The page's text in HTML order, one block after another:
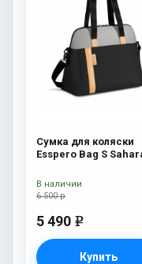
Сумка для коляски
Esspero Bag S
6 500 р
5 490 e
Купить
В наличии